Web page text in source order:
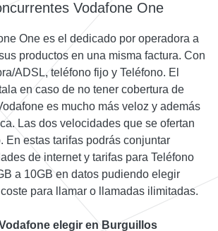
Vodafone One
One es el dedicado por operadora a
productos en una misma factura. Con
ADSL, teléfono fijo y Teléfono. El
en caso de no tener cobertura de
es mucho más veloz y además
Las dos velocidades que se ofertan
En estas tarifas podrás conjuntar
de internet y tarifas para Teléfono
a 10GB en datos pudiendo elegir
para llamar o llamadas ilimitadas.
elegir en Burguillos